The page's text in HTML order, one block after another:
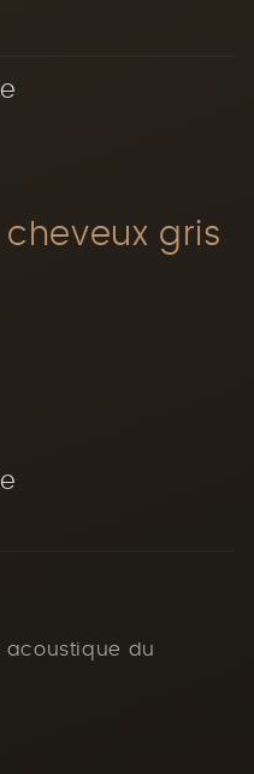
gris
acoustique du